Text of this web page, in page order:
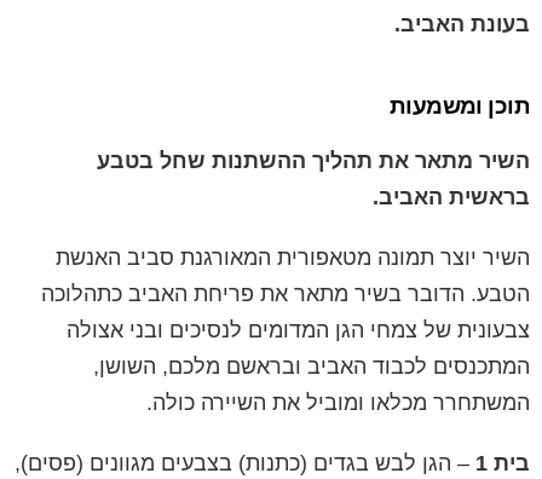
בעונת האביב.
תוכן ומשמעות
השיר מתאר את תהליך ההשתנות שחל בטבע
בראשית האביב.
השיר יוצר תמונה מטאפורית המאורגנת סביב האנשת
הטבע. הדובר בשיר מתאר את פריחת האביב כתהלוכה
צבעונית של צמחי הגן המדומים לנסיכים ובני אצולה
המתכנסים לכבוד האביב ובראשם מלכם, השושן,
המשתחרר מכלאו ומוביל את השיירה כולה.
בית 1
– הגן לבש בגדים (כתנות) בצבעים מגוונים (פסים),